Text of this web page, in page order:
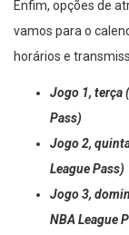
Enfim, opções de
vamos para o
horários e
Jogo 1, terça
Pass)
Jogo 2,
League Pass)
Jogo 3,
NBA League